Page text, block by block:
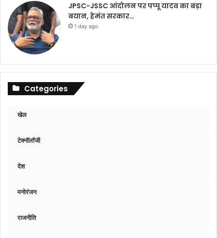
JPSC-JSSC आंदोलन पर पप्पू यादव का बड़ा
बयान, हेमंत सरकार…
1 day ago
Categories
खेल
टेक्नॉलॉजी
देश
मनोरंजन
राजनीति